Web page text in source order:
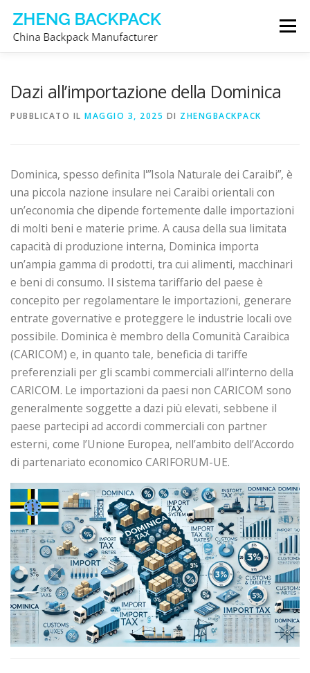
contenuto
Menu
Dazi all’importazione della Dominica
PUBBLICATO IL MAGGIO 3, 2025 DI ZHENGBACKPACK
Dominica, spesso definita l'”Isola Naturale dei Caraibi”, è
una piccola nazione insulare nei Caraibi orientali con
un’economia che dipende fortemente dalle importazioni
di molti beni e materie prime. A causa della sua limitata
capacità di produzione interna, Dominica importa
un’ampia gamma di prodotti, tra cui alimenti, macchinari
e beni di consumo. Il sistema tariffario del paese è
concepito per regolamentare le importazioni, generare
entrate governative e proteggere le industrie locali ove
possibile. Dominica è membro della Comunità Caraibica
(CARICOM) e, in quanto tale, beneficia di tariffe
preferenziali per gli scambi commerciali all’interno della
CARICOM. Le importazioni da paesi non CARICOM sono
generalmente soggette a dazi più elevati, sebbene il
paese partecipi ad accordi commerciali con partner
esterni, come l’Unione Europea, nell’ambito dell’Accordo
di partenariato economico CARIFORUM-UE.